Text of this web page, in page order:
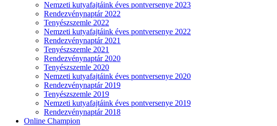
Nemzeti kutyafajtáink éves pontversenye 2023
Rendezvénynaptár 2022
Tenyészszemle 2022
Nemzeti kutyafajtáink éves pontversenye 2022
Rendezvénynaptár 2021
Tenyészszemle 2021
Rendezvénynaptár 2020
Tenyészszemle 2020
Nemzeti kutyafajtáink éves pontversenye 2020
Rendezvénynaptár 2019
Tenyészszemle 2019
Nemzeti kutyafajtáink éves pontversenye 2019
Rendezvénynaptár 2018
Online Champion